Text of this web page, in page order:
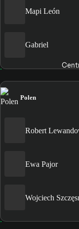
Mapi León
Gabriel
Polen
Robert
Ewa Pajor
Wojciech